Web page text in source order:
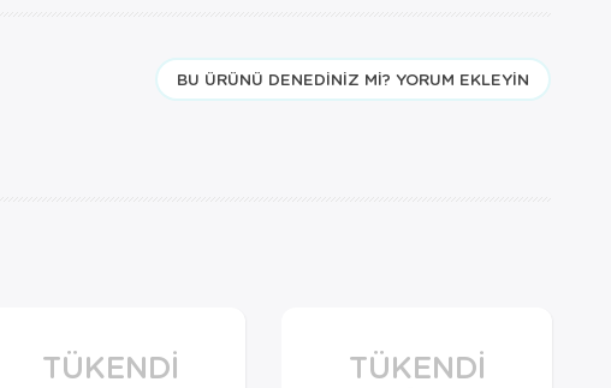
BU ÜRÜNÜ DENEDINIZ MI? YORUM EKLEYIN
TÜKENDI TÜKENDI